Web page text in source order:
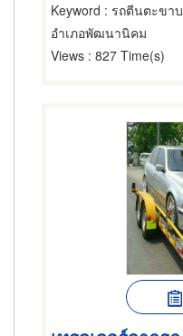
Keyword : รถตีนตะขาบ
อำเภอพัฒนานิคม
Views : 827 Time(s)